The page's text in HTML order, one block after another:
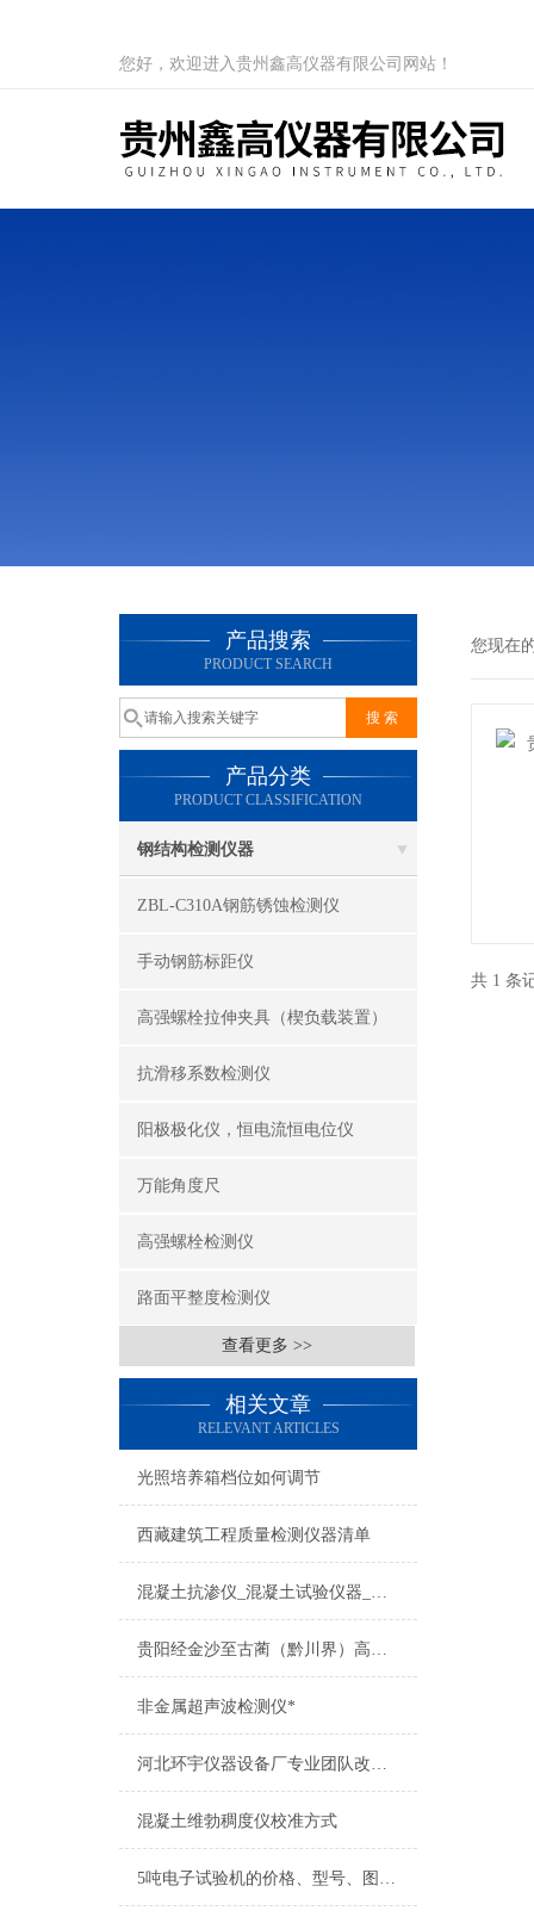
您好，欢迎进入贵州鑫高仪器有限公司网站！
产品搜索
PRODUCT SEARCH
产品分类
PRODUCT CLASSIFICATION
钢结构检测仪器
ZBL-C310A钢筋锈蚀检测仪
手动钢筋标距仪
高强螺栓拉伸夹具（楔负载装置）
抗滑移系数检测仪
阳极极化仪，恒电流恒电位仪
万能角度尺
高强螺栓检测仪
路面平整度检测仪
查看更多 >>
相关文章
RELEVANT ARTICLES
光照培养箱档位如何调节
西藏建筑工程质量检测仪器清单
混凝土抗渗仪_混凝土试验仪器_抗渗仪寿命长
贵阳经金沙至古蔺（黔川界）高速公路中标结果
非金属超声波检测仪*
河北环宇仪器设备厂专业团队改造升级机压力机
混凝土维勃稠度仪校准方式
5吨电子试验机的价格、型号、图片、厂家
您现在
共 1 条